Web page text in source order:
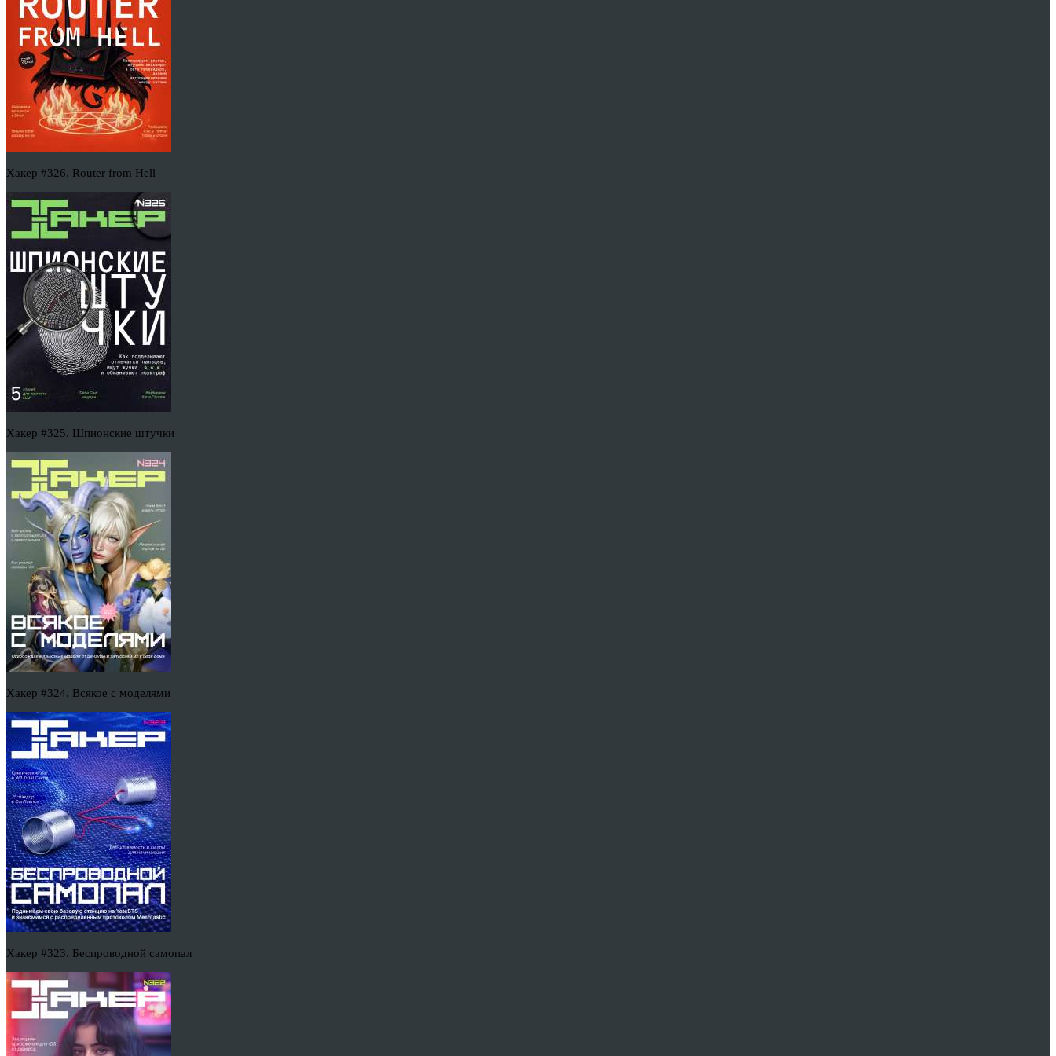
Хакер #326. Router from Hell
Хакер #325. Шпионские штучки
Хакер #324. Всякое с моделями
Хакер #323. Беспроводной самопал